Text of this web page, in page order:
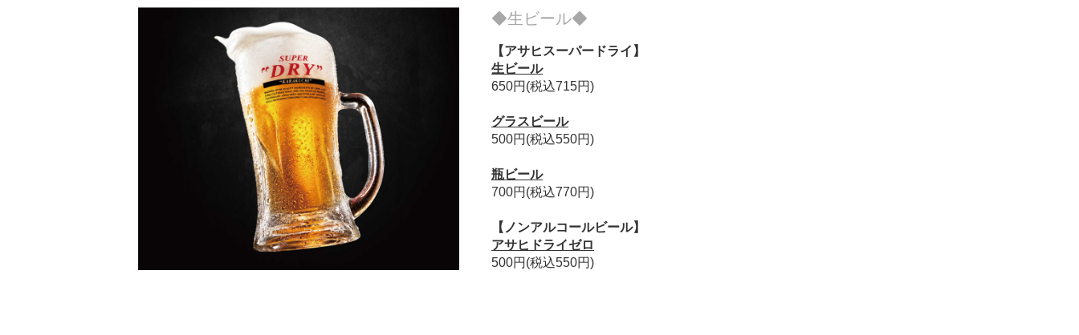
◆生ビール◆
【アサヒスーパードライ】
生ビール
650円(税込715円)
グラスビール
500円(税込550円)
瓶ビール
700円(税込770円)
【ノンアルコールビール】
アサヒドライゼロ
500円(税込550円)